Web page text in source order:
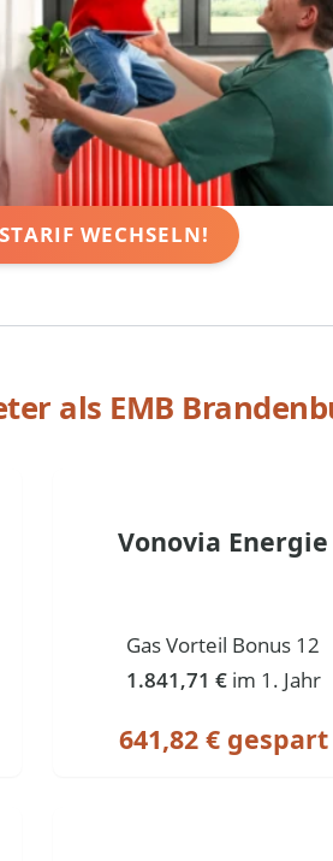
WECHSELN!
als EMB
Vonovia Energie
Gas Vorteil Bonus 12
1.841,71 € im 1. Jahr
641,82 € gespart